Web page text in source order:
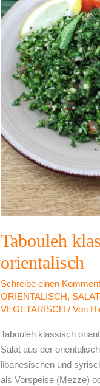
Tabouleh
orientalisch
Schreibe einen
ORIENTALISCH,
VEGETARISCH / Von
Tabouleh klassisch
Salat aus der
libanesischen und
als Vorspeise (Mezze)